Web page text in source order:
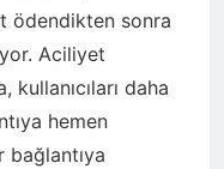
ödendikten sonra
Aciliyet
daha
hemen
bağlantıya